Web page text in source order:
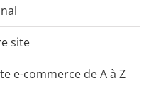
site
e-commerce de A à Z